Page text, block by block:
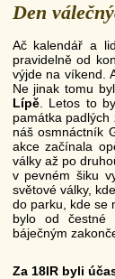
Den
Ač kalendář a
pravidelně od
výjde na víkend.
Ne jinak tomu
Lípě. Letos to
památka
náš osmnáctník
akce začínala
války až po
v pevném šiku
světové války,
do parku, kde se
bylo od čestné
báječným
Za 18IR byli